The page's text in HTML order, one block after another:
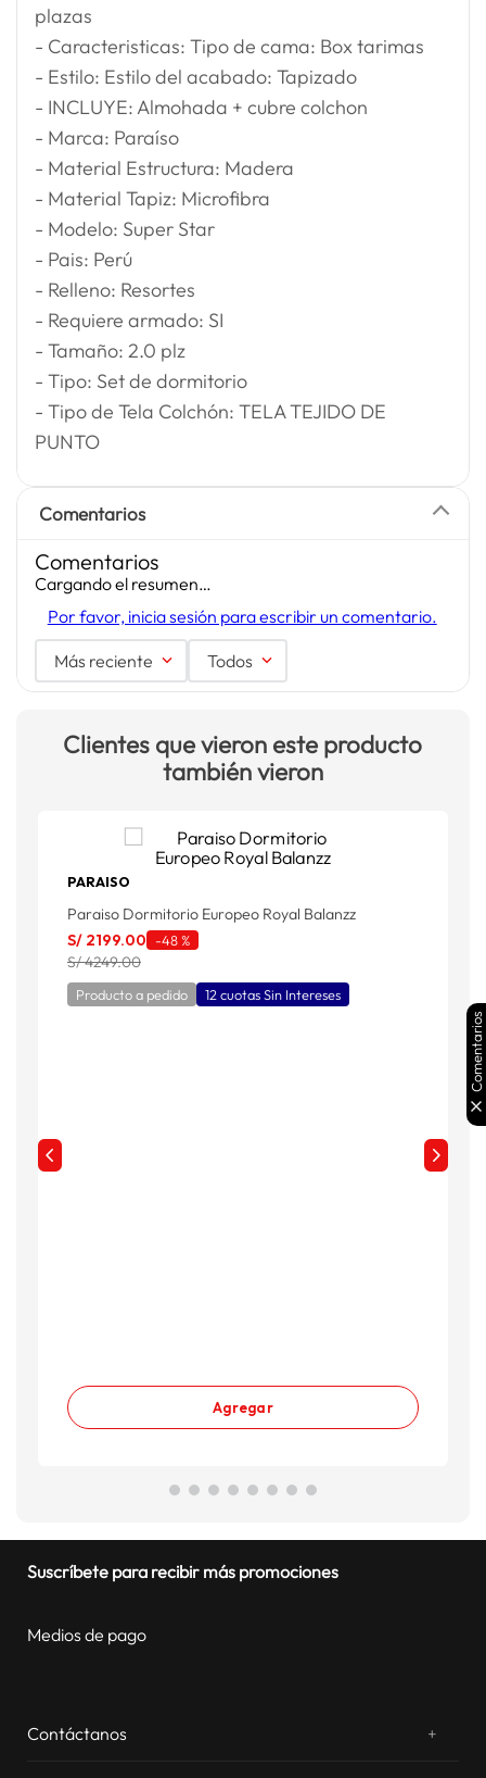
plazas
- Caracteristicas: Tipo de cama: Box tarimas
- Estilo: Estilo del acabado: Tapizado
- INCLUYE: Almohada + cubre colchon
- Marca: Paraíso
- Material Estructura: Madera
- Material Tapiz: Microfibra
- Modelo: Super Star
- Pais: Perú
- Relleno: Resortes
- Requiere armado: SI
- Tamaño: 2.0 plz
- Tipo: Set de dormitorio
- Tipo de Tela Colchón: TELA TEJIDO DE
PUNTO
Comentarios
Comentarios
Cargando el resumen…
Por favor, inicia sesión para escribir un comentario.
Más reciente Todos
Clientes que vieron este producto
también vieron
PARAISO
Paraiso Dormitorio Europeo Royal Balanzz
S/ 2199.00 -48 %
S/ 4249.00
Producto a pedido 12 cuotas Sin Intereses
Agregar
Suscríbete para recibir más promociones
Medios de pago
Contáctanos +
Comentarios